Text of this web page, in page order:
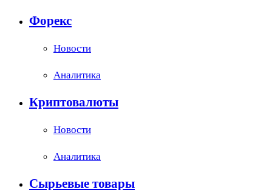
Форекс
Новости
Аналитика
Криптовалюты
Новости
Аналитика
Сырьевые товары